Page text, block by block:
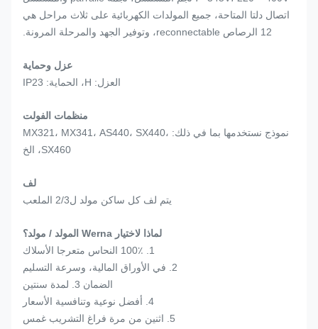
اتصال دلتا المتاحة، جميع المولدات الكهربائية على ثلاث مراحل هي
12 الرصاص reconnectable، وتوفير الجهد والمرحلة المرونة.
عزل وحماية
العزل: H، الحماية: IP23
منظمات الفولت
نموذج نستخدمها بما في ذلك: MX321، MX341، AS440، SX440،
SX460، الخ
لف
يتم لف كل ساكن مولد ل2/3 الملعب
لماذا لاختيار Werna المولد / مولد؟
1. 100٪ النحاس متعرجا الأسلاك
2. في الأوراق المالية، وسرعة التسليم
الضمان 3. لمدة سنتين
4. أفضل نوعية وتنافسية الأسعار
5. اثنين من مرة فراغ التشريب غمس